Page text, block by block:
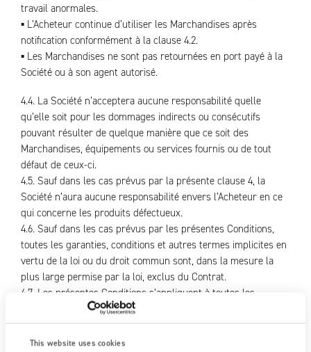
This website uses cookies
travail anormales.
▪ L’Acheteur continue d’utiliser les Marchandises après
notification conformément à la clause 4.2.
▪ Les Marchandises ne sont pas retournées en port payé à la
Société ou à son agent autorisé.
4.4. La Société n’acceptera aucune responsabilité quelle
qu’elle soit pour les dommages indirects ou consécutifs
pouvant résulter de quelque manière que ce soit des
Marchandises, équipements ou services fournis ou de tout
défaut de ceux-ci.
4.5. Sauf dans les cas prévus par la présente clause 4, la
Société n’aura aucune responsabilité envers l’Acheteur en ce
qui concerne les produits défectueux.
4.6. Sauf dans les cas prévus par les présentes Conditions,
toutes les garanties, conditions et autres termes implicites en
vertu de la loi ou du droit commun sont, dans la mesure la
plus large permise par la loi, exclus du Contrat.
4.7. Les présentes Conditions s’appliquent à toutes les
Marchandises réparées ou de remplacement fournies par la
Société.